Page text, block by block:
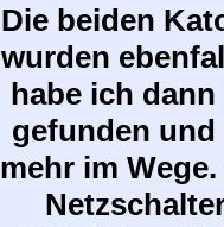
Die beiden
wurden
habe ich
gefunden
mehr im